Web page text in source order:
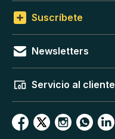
Suscríbete
Newsletters
Servicio al cliente